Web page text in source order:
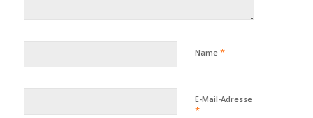
Name *
E-Mail-Adresse
*